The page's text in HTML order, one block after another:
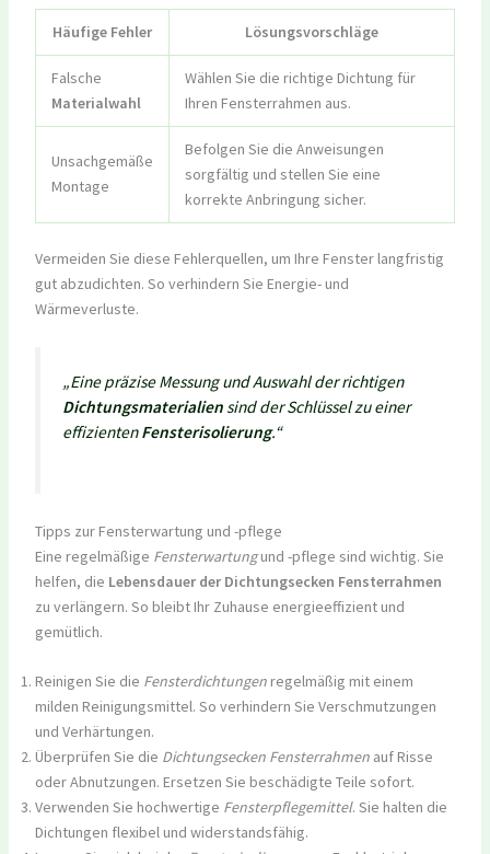
Häufige Fehler Lösungsvorschläge
Falsche
Materialwahl
Wählen Sie die richtige Dichtung für
Ihren Fensterrahmen aus.
Unsachgemäße
Montage
Befolgen Sie die Anweisungen
sorgfältig und stellen Sie eine
korrekte Anbringung sicher.
Vermeiden Sie diese Fehlerquellen, um Ihre Fenster langfristig
gut abzudichten. So verhindern Sie Energie- und
Wärmeverluste.
„Eine präzise Messung und Auswahl der richtigen
Dichtungsmaterialiensind der Schlüssel zu einer
effizientenFensterisolierung.“
Tipps zur Fensterwartung und -pflege
Eine regelmäßige Fensterwartungund -pflege sind wichtig. Sie
helfen, die Lebensdauer der Dichtungsecken Fensterrahmen
zu verlängern. So bleibt Ihr Zuhause energieeffizient und
gemütlich.
Reinigen Sie die Fensterdichtungenregelmäßig mit einem
milden Reinigungsmittel. So verhindern Sie Verschmutzungen
und Verhärtungen.
Überprüfen Sie die Dichtungsecken Fensterrahmenauf Risse
oder Abnutzungen. Ersetzen Sie beschädigte Teile sofort.
Verwenden Sie hochwertige Fensterpflegemittel. Sie halten die
Dichtungen flexibel und widerstandsfähig.